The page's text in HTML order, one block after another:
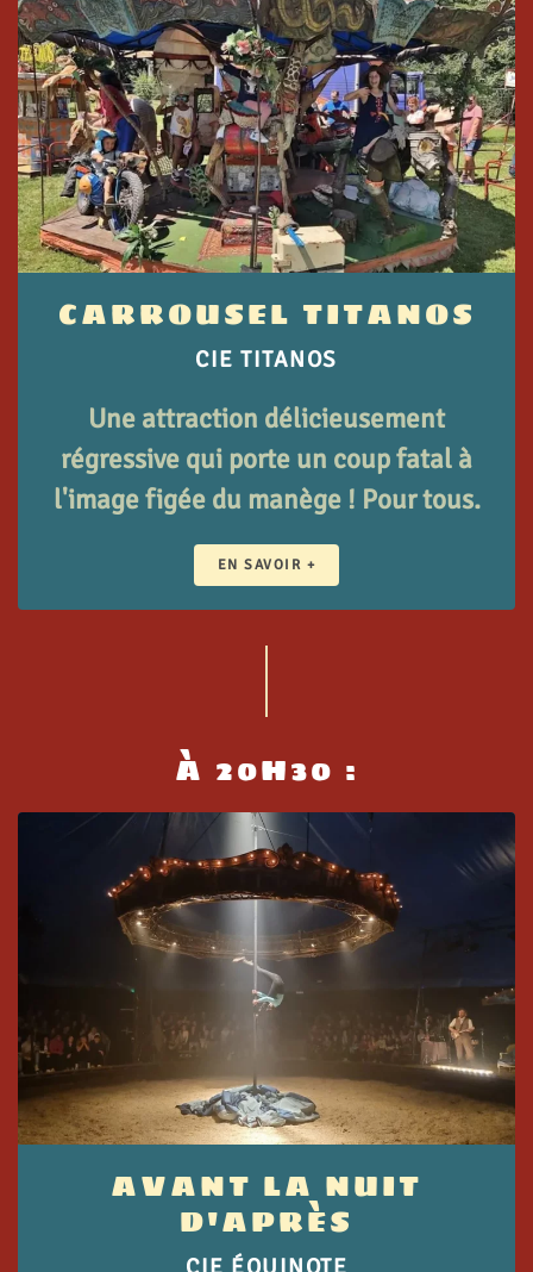
CARROUSEL TITANOS
CIE TITANOS
Une attraction délicieusement
régressive qui porte un coup fatal à
l'image figée du manège ! Pour tous.
EN SAVOIR +
À 20H30 :
AVANT LA NUIT
D'APRÈS